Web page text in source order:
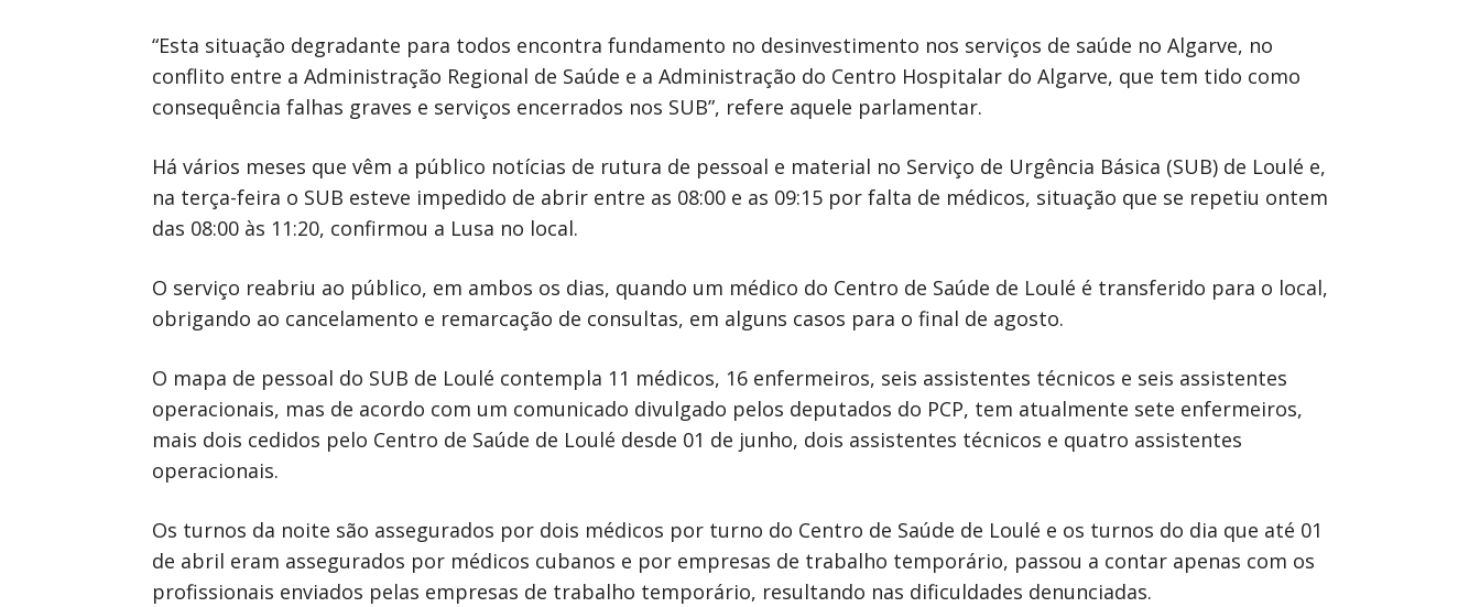
“Esta situação degradante para todos encontra fundamento no desinvestimento nos serviços de saúde no Algarve, no
conflito entre a Administração Regional de Saúde e a Administração do Centro Hospitalar do Algarve, que tem tido como
consequência falhas graves e serviços encerrados nos SUB”, refere aquele parlamentar.
Há vários meses que vêm a público notícias de rutura de pessoal e material no Serviço de Urgência Básica (SUB) de Loulé e,
na terça-feira o SUB esteve impedido de abrir entre as 08:00 e as 09:15 por falta de médicos, situação que se repetiu ontem
das 08:00 às 11:20, confirmou a Lusa no local.
O serviço reabriu ao público, em ambos os dias, quando um médico do Centro de Saúde de Loulé é transferido para o local,
obrigando ao cancelamento e remarcação de consultas, em alguns casos para o final de agosto.
O mapa de pessoal do SUB de Loulé contempla 11 médicos, 16 enfermeiros, seis assistentes técnicos e seis assistentes
operacionais, mas de acordo com um comunicado divulgado pelos deputados do PCP, tem atualmente sete enfermeiros,
mais dois cedidos pelo Centro de Saúde de Loulé desde 01 de junho, dois assistentes técnicos e quatro assistentes
operacionais.
Os turnos da noite são assegurados por dois médicos por turno do Centro de Saúde de Loulé e os turnos do dia que até 01
de abril eram assegurados por médicos cubanos e por empresas de trabalho temporário, passou a contar apenas com os
profissionais enviados pelas empresas de trabalho temporário, resultando nas dificuldades denunciadas.